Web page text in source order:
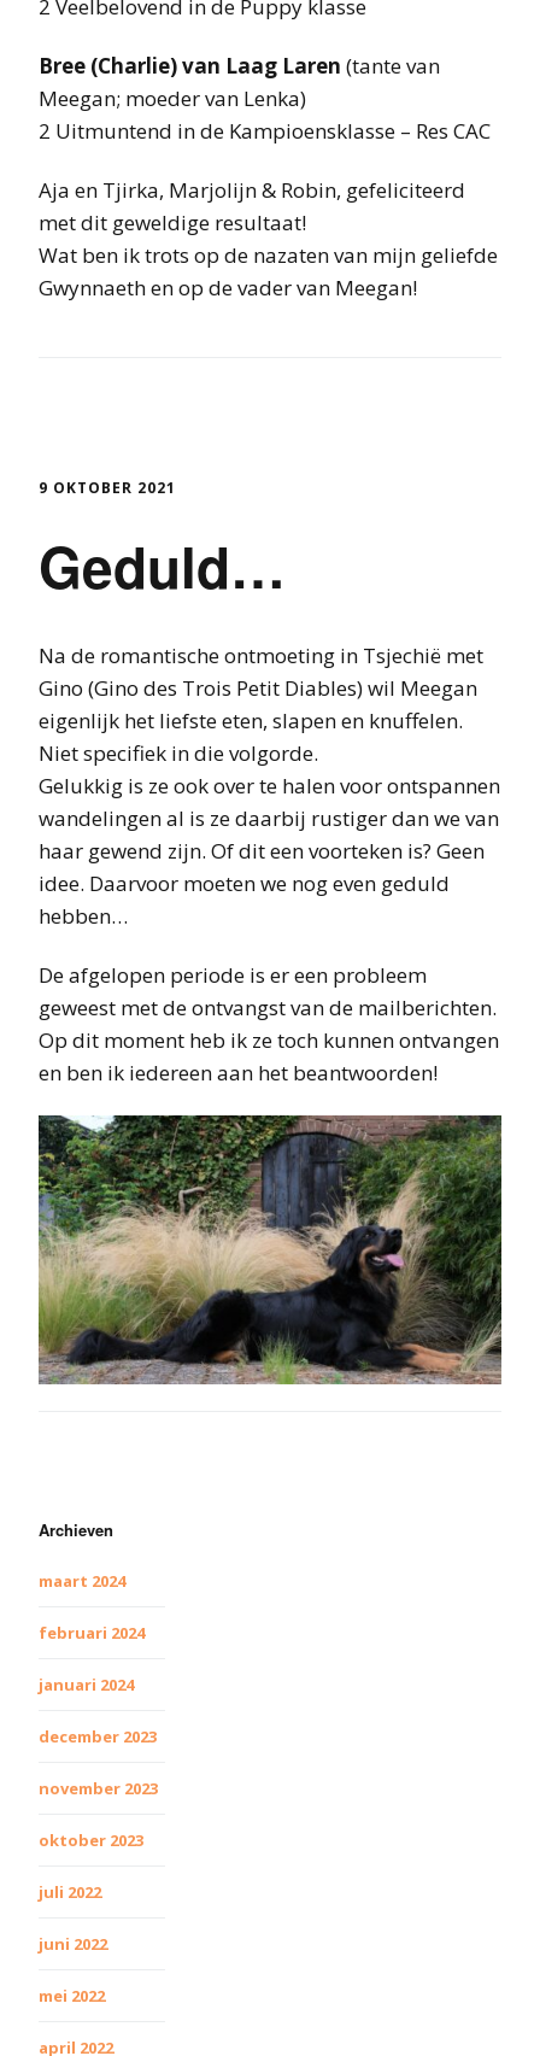
2 Veelbelovend in de Puppy klasse
Bree (Charlie) van Laag Laren (tante van
Meegan; moeder van Lenka)
2 Uitmuntend in de Kampioensklasse – Res CAC
Aja en Tjirka, Marjolijn & Robin, gefeliciteerd
met dit geweldige resultaat!
Wat ben ik trots op de nazaten van mijn geliefde
Gwynnaeth en op de vader van Meegan!
9 OKTOBER 2021
Geduld…
Na de romantische ontmoeting in Tsjechië met
Gino (Gino des Trois Petit Diables) wil Meegan
eigenlijk het liefste eten, slapen en knuffelen.
Niet specifiek in die volgorde.
Gelukkig is ze ook over te halen voor ontspannen
wandelingen al is ze daarbij rustiger dan we van
haar gewend zijn. Of dit een voorteken is? Geen
idee. Daarvoor moeten we nog even geduld
hebben…
De afgelopen periode is er een probleem
geweest met de ontvangst van de mailberichten.
Op dit moment heb ik ze toch kunnen ontvangen
en ben ik iedereen aan het beantwoorden!
Archieven
maart 2024
februari 2024
januari 2024
december 2023
november 2023
oktober 2023
juli 2022
juni 2022
mei 2022
april 2022